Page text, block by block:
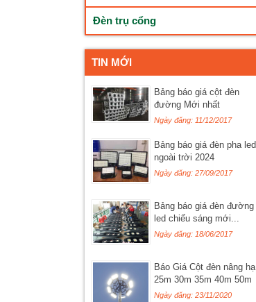
Đèn trụ cổng
TIN MỚI
Bảng báo giá cột đèn
đường Mới nhất
Ngày đăng: 11/12/2017
Bảng báo giá đèn pha led
ngoài trời 2024
Ngày đăng: 27/09/2017
Bảng báo giá đèn đường
led chiếu sáng mới...
Ngày đăng: 18/06/2017
Báo Giá Cột đèn nâng hạ
25m 30m 35m 40m 50m
Ngày đăng: 23/11/2020